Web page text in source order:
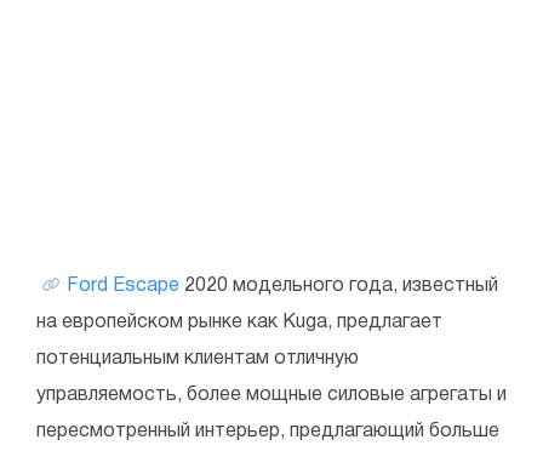
Ford Escape 2020 модельного года, известный
на европейском рынке как Kuga, предлагает
потенциальным клиентам отличную
управляемость, более мощные силовые агрегаты и
пересмотренный интерьер, предлагающий больше